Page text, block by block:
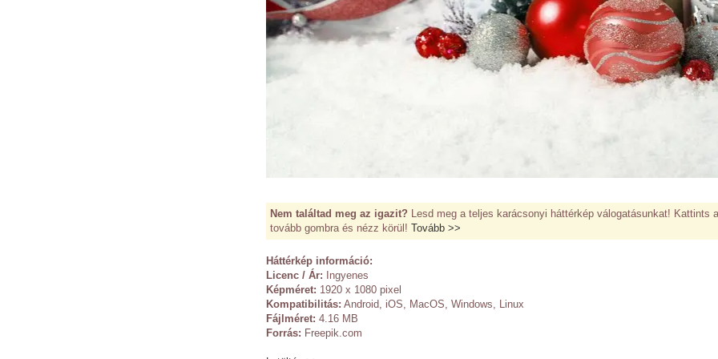
Nem találtad meg az igazit? Lesd meg a teljes karácsonyi háttérkép válogatásunkat! Kattints a
tovább gombra és nézz körül! Tovább >>
Háttérkép információ:
Licenc / Ár: Ingyenes
Képméret: 1920 x 1080 pixel
Kompatibilitás: Android, iOS, MacOS, Windows, Linux
Fájlméret: 4.16 MB
Forrás: Freepik.com